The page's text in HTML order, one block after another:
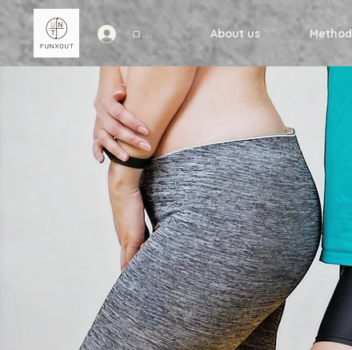
ログイン About us Method